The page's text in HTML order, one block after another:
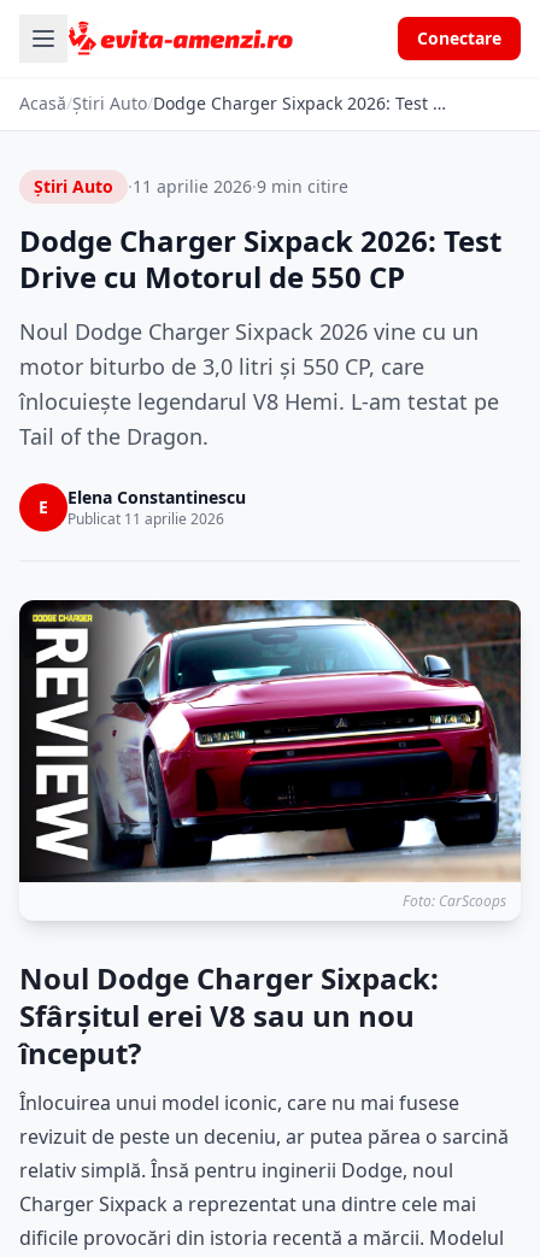
Conectare
Acasă/Știri Auto/ Dodge Charger Sixpack 2026: Test Drive cu Motorul de 550 CP
Știri Auto ·11 aprilie 2026·9 min citire
Dodge Charger Sixpack 2026: Test
Drive cu Motorul de 550 CP
Noul Dodge Charger Sixpack 2026 vine cu un
motor biturbo de 3,0 litri și 550 CP, care
înlocuiește legendarul V8 Hemi. L-am testat pe
Tail of the Dragon.
E Elena Constantinescu
Publicat 11 aprilie 2026
Foto: CarScoops
Noul Dodge Charger Sixpack:
Sfârșitul erei V8 sau un nou
început?
Înlocuirea unui model iconic, care nu mai fusese
revizuit de peste un deceniu, ar putea părea o sarcină
relativ simplă. Însă pentru inginerii Dodge, noul
Charger Sixpack a reprezentat una dintre cele mai
dificile provocări din istoria recentă a mărcii. Modelul